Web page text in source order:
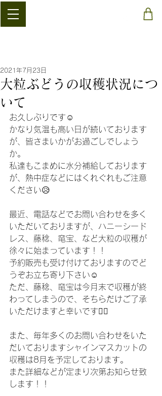
大粒ぶどうの収穫状況につ
いて
2021年7月23日
お久しぶりです☺️
かなり気温も高い日が続いております
が、皆さまいかがお過ごしでしょう
か。
私達もこまめに水分補給しております
が、熱中症などにはくれぐれもご注意
ください😥
最近、電話などでお問い合わせを多く
いただいておりますが、ハニーシード
レス、藤稔、竜宝、など大粒の収穫が
徐々に始まっています！！
予約販売も受け付けておりますのでど
うぞお立ち寄り下さい☺️
ただ、藤稔、竜宝は今月末で収穫が終
わってしまうので、そちらだけご了承
いただけますと幸いです🙇‍♂️
また、毎年多くのお問い合わせをいた
だいておりますシャインマスカットの
収穫は8月を予定しております。
また詳細などが定まり次第お知らせ致
します！！